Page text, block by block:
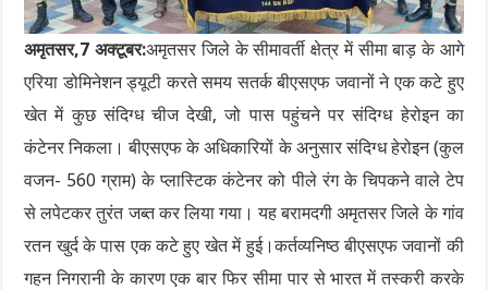
अमृतसर,7 अक्टूबर:अमृतसर जिले के सीमावर्ती क्षेत्र में सीमा बाड़ के आगे
एरिया डोमिनेशन ड्यूटी करते समय सतर्क बीएसएफ जवानों ने एक कटे हुए
खेत में कुछ संदिग्ध चीज देखी, जो पास पहुंचने पर संदिग्ध हेरोइन का
कंटेनर निकला। बीएसएफ के अधिकारियों के अनुसार संदिग्ध हेरोइन (कुल
वजन- 560 ग्राम) के प्लास्टिक कंटेनर को पीले रंग के चिपकने वाले टेप
से लपेटकर तुरंत जब्त कर लिया गया। यह बरामदगी अमृतसर जिले के गांव
रतन खुर्द के पास एक कटे हुए खेत में हुई।कर्तव्यनिष्ठ बीएसएफ जवानों की
गहन निगरानी के कारण एक बार फिर सीमा पार से भारत में तस्करी करके